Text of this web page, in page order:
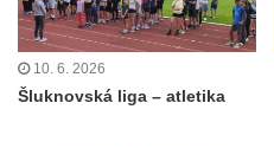
10. 6. 2026
Šluknovská liga – atletika